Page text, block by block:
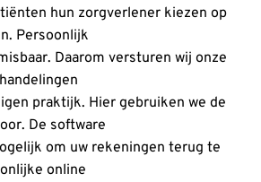
hun zorgverlener kiezen op
Persoonlijk
Daarom versturen wij onze
praktijk. Hier gebruiken we de
De software
om uw rekeningen terug te
online